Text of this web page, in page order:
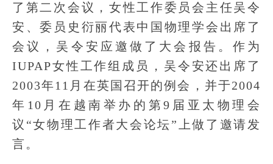
了第二次会议，女性工作委员会主任吴令
安、委员史衍丽代表中国物理学会出席了
会议，吴令安应邀做了大会报告。作为
IUPAP女性工作组成员，吴令安还出席了
2003年11月在英国召开的例会，并于2004
年10月在越南举办的第9届亚太物理会
议“女物理工作者大会论坛”上做了邀请发
言。